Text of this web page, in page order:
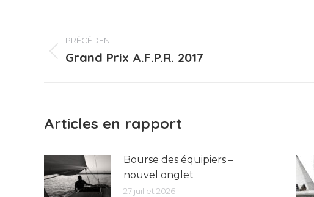
Navigation
article
PRÉCÉDENT
Article
Grand Prix A.F.P.R. 2017
Articles en rapport
Bourse des équipiers –
nouvel onglet
27 juillet 2026